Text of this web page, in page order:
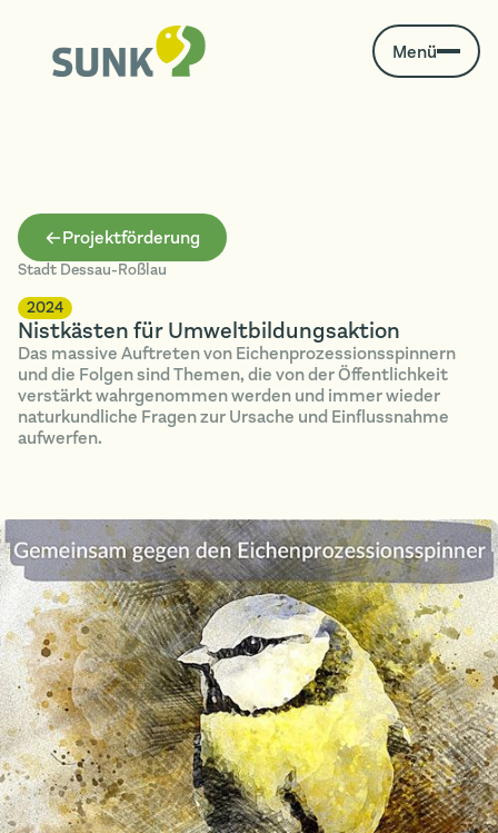
Menü
Projektförderung
Stadt Dessau-Roßlau
2024
Nistkästen für Umweltbildungsaktion
Das massive Auftreten von Eichenprozessionsspinnern
und die Folgen sind Themen, die von der Öffentlichkeit
verstärkt wahrgenommen werden und immer wieder
naturkundliche Fragen zur Ursache und Einflussnahme
aufwerfen.